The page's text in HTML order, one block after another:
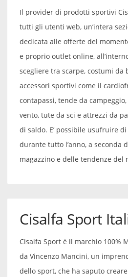
Il provider di prodotti sportivi
tutti gli utenti web, un’intera
dedicata alle offerte del
e proprio outlet online,
scegliere tra scarpe, costumi da
accessori sportivi come il
contapassi, tende da
vento, tute da sci e attrezzi da
di saldo. E’ possibile usufruire
durante tutto l’anno, a seconda
magazzino e delle tendenze del
Cisalfa Sport
Cisalfa Sport è il marchio 100%
da Vincenzo Mancini, un
dello sport, che ha saputo